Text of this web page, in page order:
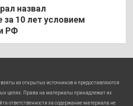
назвал
10 лет условием
РФ
из открытых источников и предоставляются
целях. Права на материалы принадлежат их
ответственности за содержание материала не